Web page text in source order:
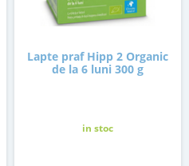
Lapte praf Hipp 2 Organic
de la 6 luni 300 g
in stoc